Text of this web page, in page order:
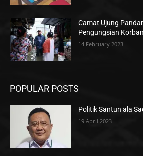
Camat Ujung
Pengungsian
14 February 2023
POPULAR POSTS
Politik Santun ala
19 April 2023